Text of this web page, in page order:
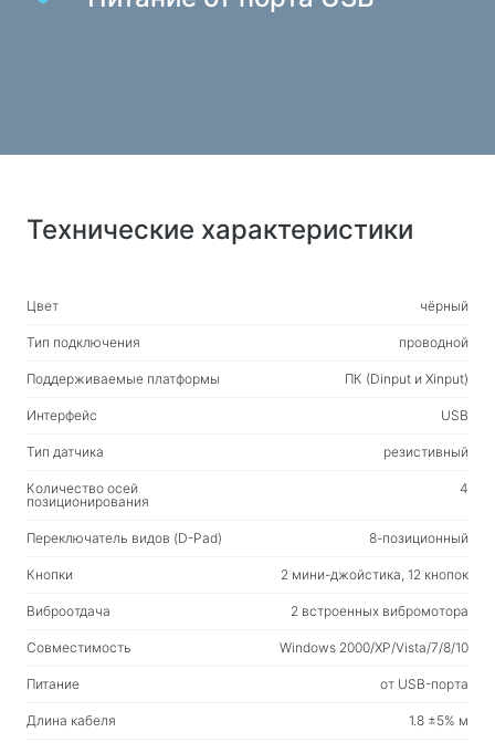
Сумки и рюкзаки для ноутбуков
Чемоданы на колесах
Сумки-органайзеры
Держатели в авто
Рюкзаки для учёбы и досуга
Чистящие средства
Средства бесконтактной очистки
Спреи, пены, гели
Для спорта и активного отдыха
Фонари
Товары для спорта
Технические характеристики
Цвет чёрный
Тип подключения проводной
Поддерживаемые платформы ПК (Dinput и Xinput)
Интерфейс USB
Тип датчика резистивный
Количество осей
позиционирования
4
Переключатель видов (D-Pad) 8-позиционный
Кнопки 2 мини-джойстика, 12 кнопок
Виброотдача 2 встроенных вибромотора
Совместимость Windows 2000/XP/Vista/7/8/10
Питание от USB-порта
Длина кабеля 1.8 ±5% м